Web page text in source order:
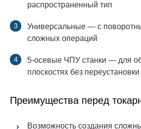
распространенный тип
Универсальные — с
сложных операций
5-осевые ЧПУ станки — для
плоскостях без переустановки
Преимущества перед
Возможность создания